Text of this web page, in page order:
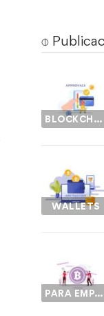
⌽
BLOCKCHAIN
WALLETS
PARA EMPEZAR...